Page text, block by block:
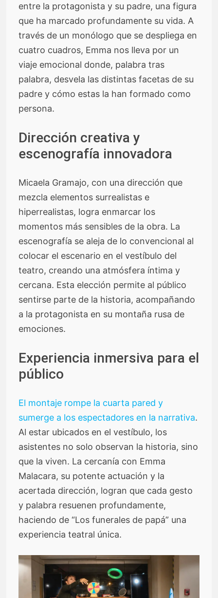
entre la protagonista y su padre, una figura
que ha marcado profundamente su vida. A
través de un monólogo que se despliega en
cuatro cuadros, Emma nos lleva por un
viaje emocional donde, palabra tras
palabra, desvela las distintas facetas de su
padre y cómo estas la han formado como
persona.
Dirección creativa y
escenografía innovadora
Micaela Gramajo, con una dirección que
mezcla elementos surrealistas e
hiperrealistas, logra enmarcar los
momentos más sensibles de la obra. La
escenografía se aleja de lo convencional al
colocar el escenario en el vestíbulo del
teatro, creando una atmósfera íntima y
cercana. Esta elección permite al público
sentirse parte de la historia, acompañando
a la protagonista en su montaña rusa de
emociones.
Experiencia inmersiva para el
público
El montaje rompe la cuarta pared y
sumerge a los espectadores en la narrativa.
Al estar ubicados en el vestíbulo, los
asistentes no solo observan la historia, sino
que la viven. La cercanía con Emma
Malacara, su potente actuación y la
acertada dirección, logran que cada gesto
y palabra resuenen profundamente,
haciendo de “Los funerales de papá” una
experiencia teatral única.